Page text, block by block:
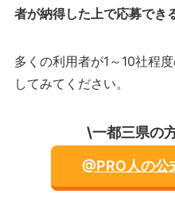
者が納得した上で応募でき
多くの利用者が1～10社程
してみてください。
\一都三県の
@PRO人の